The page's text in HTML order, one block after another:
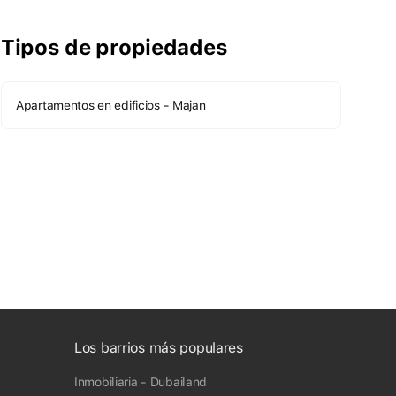
Tipos de propiedades
Apartamentos en edificios - Majan
Los barrios más populares
Inmobiliaria - Dubailand